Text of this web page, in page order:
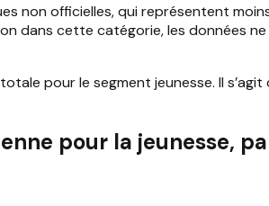
non officielles, qui représentent
dans cette catégorie, les données
pour le segment jeunesse. Il
pour la jeunesse,